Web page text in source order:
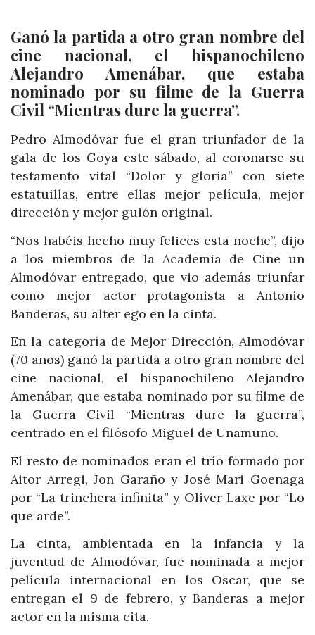
Ganó la partida a otro gran nombre del
cine nacional, el hispanochileno
Alejandro Amenábar, que estaba
nominado por su filme de la Guerra
Civil “Mientras dure la guerra”.
Pedro Almodóvar fue el gran triunfador de la
gala de los Goya este sábado, al coronarse su
testamento vital “Dolor y gloria” con siete
estatuillas, entre ellas mejor película, mejor
dirección y mejor guión original.
“Nos habéis hecho muy felices esta noche”, dijo
a los miembros de la Academia de Cine un
Almodóvar entregado, que vio además triunfar
como mejor actor protagonista a Antonio
Banderas, su alter ego en la cinta.
En la categoría de Mejor Dirección, Almodóvar
(70 años) ganó la partida a otro gran nombre del
cine nacional, el hispanochileno Alejandro
Amenábar, que estaba nominado por su filme de
la Guerra Civil “Mientras dure la guerra”,
centrado en el filósofo Miguel de Unamuno.
El resto de nominados eran el trío formado por
Aitor Arregi, Jon Garaño y José Mari Goenaga
por “La trinchera infinita” y Oliver Laxe por “Lo
que arde”.
La cinta, ambientada en la infancia y la
juventud de Almodóvar, fue nominada a mejor
película internacional en los Oscar, que se
entregan el 9 de febrero, y Banderas a mejor
actor en la misma cita.